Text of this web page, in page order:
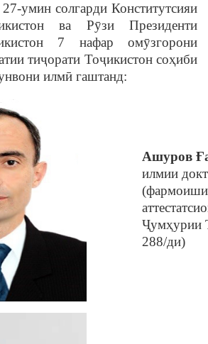
умин солгарди Конститутсияи
ва Рӯзи Президенти
7 нафар омӯзгорони
тиҷорати Тоҷикистон соҳиби
илмӣ гаштанд:
Ашуров
илмии
Ҷумҳурии
288/ди)